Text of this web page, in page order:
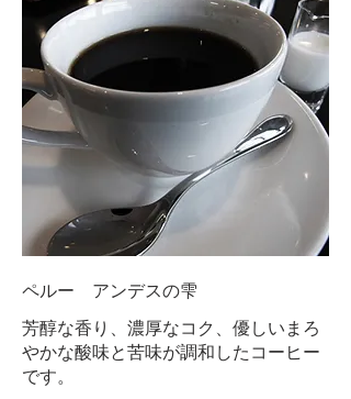
ペルー アンデスの雫
芳醇な香り、濃厚なコク、優しいまろ
やかな酸味と苦味が調和したコーヒー
です。